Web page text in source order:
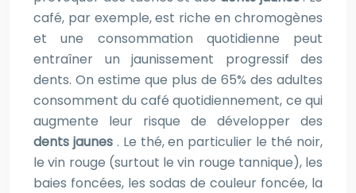
café, par exemple, est riche en chromogènes
et une consommation quotidienne peut
entraîner un jaunissement progressif des
dents. On estime que plus de 65% des adultes
consomment du café quotidiennement, ce qui
augmente leur risque de développer des
dents jaunes . Le thé, en particulier le thé noir,
le vin rouge (surtout le vin rouge tannique), les
baies foncées, les sodas de couleur foncée, la